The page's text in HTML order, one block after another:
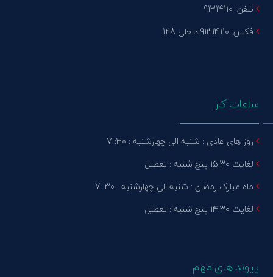
تلفن: 91314110
فکس: 91314110 داخلی 128
ساعات کار
روز های عادی : شنبه الی چهارشنبه : 30: 7
لغایت 15:30 پنج شنبه : تعطیل
ماه مبارک رمضان : شنبه الی چهارشنبه : 30: 7
لغایت 14:30 پنج شنبه : تعطیل
پیوند های مهم